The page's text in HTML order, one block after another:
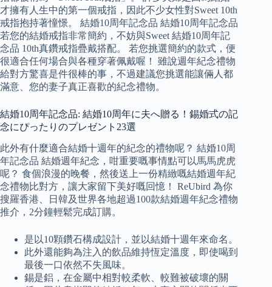
才擁有人生中的第一個戒指，因此不少女性對Sweet 10th
戒指抱持著憧憬。 結婚10周年記念品 結婚10周年記念品
若您的結婚戒指非常簡約，不妨與Sweet 結婚10周年記
念品 10th真鑽戒指疊戴搭配。 若您挑選簡約的款式，便
很適合任何場合與各種穿著佩戴喔！ 雖說週年紀念禮物
給對方驚喜是件很棒的事，不過建議您挑選能讓倆人都
滿意、您的妻子真正喜歡的紀念禮物。
結婚10周年記念品: 結婚10周年に夫へ贈る！錫婚式の記
念にぴったりのプレゼント23選
此外有什麼適合結婚十週年的紀念的禮物呢？ 結婚10周
年記念品 結婚週年紀念，咁重要嘅事情點可以馬馬虎虎
呢？ 食個浪漫的晚餐，然後送上一份精緻嘅結婚週年紀
念禮物比對方，讓大家留下美好嘅回憶！ ReUbird 為你
搜羅香港、日韓及世界各地超過100款結婚週年紀念禮物
推介，2分鐘輕鬆完成訂購。
是以10顆鑽石構成設計，並以結婚十週年來命名。
此外還能夠為注入的飲品維持恆定溫度，即使喝到
最後一口依然不失風味。
錫是鋁，在金屬中相對較柔軟、較難被破壞的關